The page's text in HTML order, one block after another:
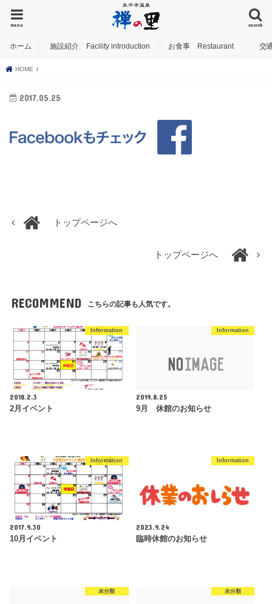
search
menu
ホーム 施設紹介 Facility introduction お食事 Restaurant 交
HOME
2017.05.25
トップページへ
トップページへ
RECOMMEND こちらの記事も人気です。
Information
2018.2.3
2月イベント
Information
2019.8.25
9月 休館のお知らせ
Information
2017.9.30
10月イベント
Information
2023.9.24
臨時休館のお知らせ
未分類 未分類